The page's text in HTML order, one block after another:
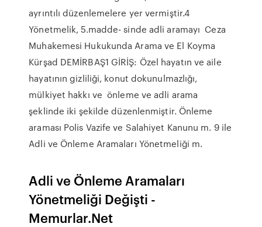
ayrıntılı düzenlemelere yer vermiştir.4
Yönetmelik, 5.madde- sinde adli aramayı Ceza
Muhakemesi Hukukunda Arama ve El Koyma
Kürşad DEMİRBAŞ1 GİRİŞ: Özel hayatın ve aile
hayatının gizliliği, konut dokunulmazlığı,
mülkiyet hakkı ve önleme ve adli arama
şeklinde iki şekilde düzenlenmiştir. Önleme
araması Polis Vazife ve Salahiyet Kanunu m. 9 ile
Adli ve Önleme Aramaları Yönetmeliği m.
Adli ve Önleme Aramaları
Yönetmeliği Değişti -
Memurlar.Net